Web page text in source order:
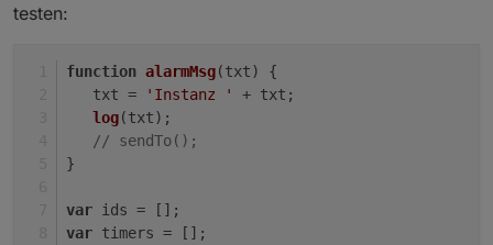
testen:
function alarmMsg(txt) {
   txt =
'Instanz '
+ txt;
log(txt);
// sendTo();
}
var ids = [];
var timers = [];